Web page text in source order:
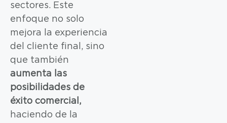
sectores. Este
enfoque no solo
mejora la experiencia
del cliente final, sino
que también
aumenta las
posibilidades de
éxito comercial,
haciendo de la